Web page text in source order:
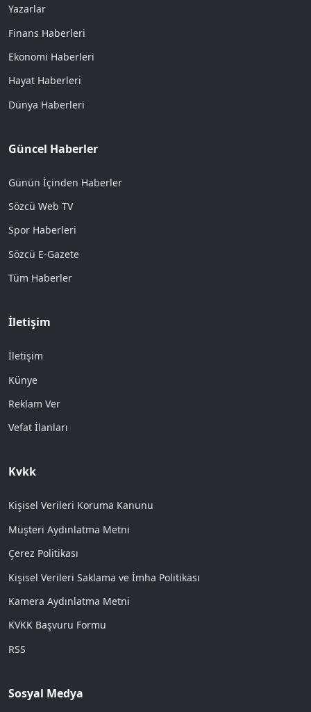
Yazarlar
Finans Haberleri
Ekonomi Haberleri
Hayat Haberleri
Dünya Haberleri
Güncel Haberler
Günün İçinden Haberler
Sözcü Web TV
Spor Haberleri
Sözcü E-Gazete
Tüm Haberler
İletişim
İletişim
Künye
Reklam Ver
Vefat İlanları
Kvkk
Kişisel Verileri Koruma Kanunu
Müşteri Aydınlatma Metni
Çerez Politikası
Kişisel Verileri Saklama ve İmha Politikası
Kamera Aydınlatma Metni
KVKK Başvuru Formu
RSS
Sosyal Medya